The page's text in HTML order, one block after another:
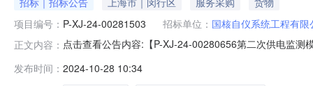
项目编号： P-XJ-24-00281503 招标单位： 国核自仪系统工程有限
正文内容： 点击查看公告内容:【P-XJ-24-00280656第二次供电监
行人：王璐杰八、采购执行人联系方式：18301923563
发布时间： 2024-10-28 10:34